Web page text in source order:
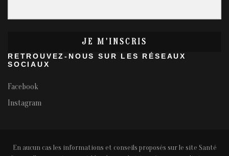
JE M'INSCRIS
RETROUVEZ-NOUS SUR LES RÉSEAUX
SOCIAUX
Facebook
Instagram
En aucun cas les informations et conseils proposés sur le site Santé